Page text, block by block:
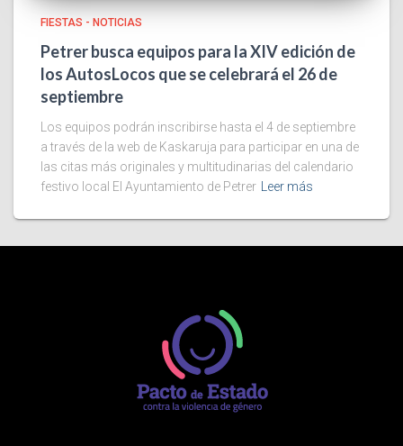
FIESTAS - NOTICIAS
Petrer busca equipos para la XIV edición de
los AutosLocos que se celebrará el 26 de
septiembre
Los equipos podrán inscribirse hasta el 4 de septiembre
a través de la web de Kaskaruja para participar en una de
las citas más originales y multitudinarias del calendario
festivo local El Ayuntamiento de Petrer
Leer más